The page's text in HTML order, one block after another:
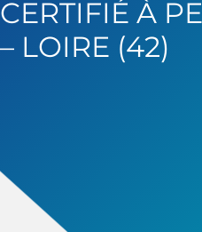
CERTIFIÉ À
– LOIRE (42)